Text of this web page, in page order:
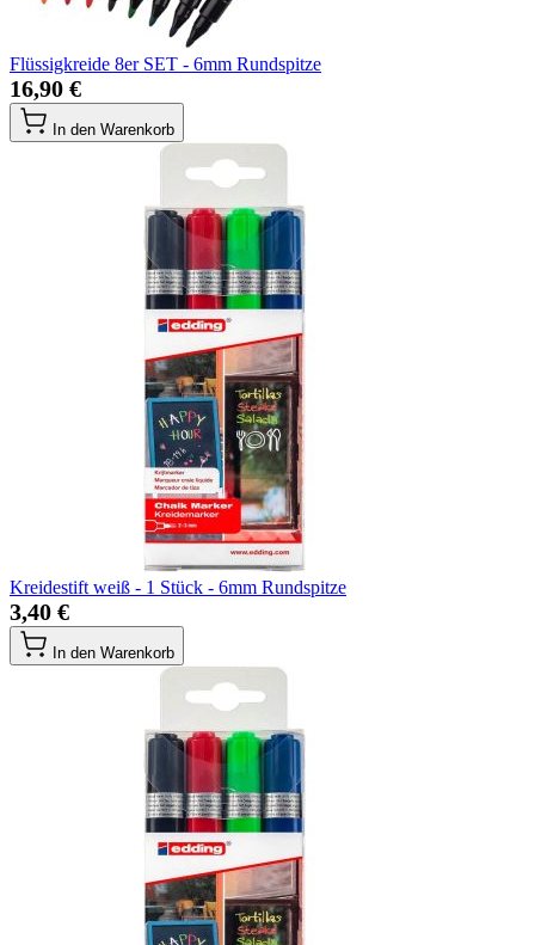
Flüssigkreide 8er SET - 6mm Rundspitze
16,90 €
In den Warenkorb
Kreidestift weiß - 1 Stück - 6mm Rundspitze
3,40 €
In den Warenkorb